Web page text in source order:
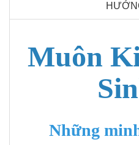
Muôn
Những